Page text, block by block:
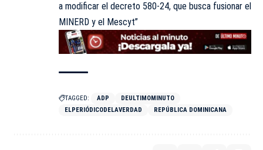
a modificar el decreto 580-24, que busca fusionar el
MINERD y el Mescyt”
TAGGED: ADP
DEULTIMOMINUTO
ELPERIÓDICODELAVERDAD
REPÚBLICA DOMINICANA